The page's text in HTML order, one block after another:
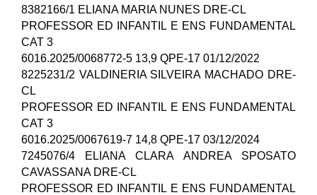
8382166/1 ELIANA MARIA NUNES DRE-CL
PROFESSOR ED INFANTIL E ENS FUNDAMENTAL
CAT 3
6016.2025/0068772-5 13,9 QPE-17 01/12/2022
8225231/2 VALDINERIA SILVEIRA MACHADO DRE-
CL
PROFESSOR ED INFANTIL E ENS FUNDAMENTAL
CAT 3
6016.2025/0067619-7 14,8 QPE-17 03/12/2024
7245076/4 ELIANA CLARA ANDREA SPOSATO
CAVASSANA DRE-CL
PROFESSOR ED INFANTIL E ENS FUNDAMENTAL